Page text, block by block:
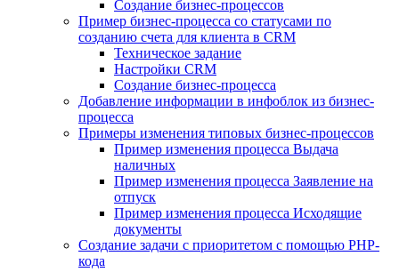
Создание бизнес-процессов
Пример бизнес-процесса со статусами по
созданию счета для клиента в CRM
Техническое задание
Настройки CRM
Создание бизнес-процесса
Добавление информации в инфоблок из бизнес-
процесса
Примеры изменения типовых бизнес-процессов
Пример изменения процесса Выдача
наличных
Пример изменения процесса Заявление на
отпуск
Пример изменения процесса Исходящие
документы
Создание задачи с приоритетом с помощью PHP-
кода